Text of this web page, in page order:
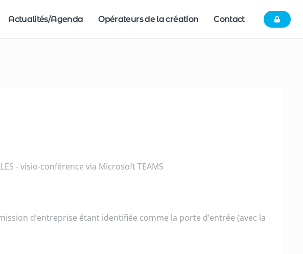
Actualités/Agenda Opérateurs de la création Contact
- visio-conférence via Microsoft TEAMS
d’entreprise étant identifiée comme la porte d’entrée (avec la